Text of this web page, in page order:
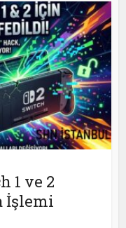
1 ve 2
İşlemi